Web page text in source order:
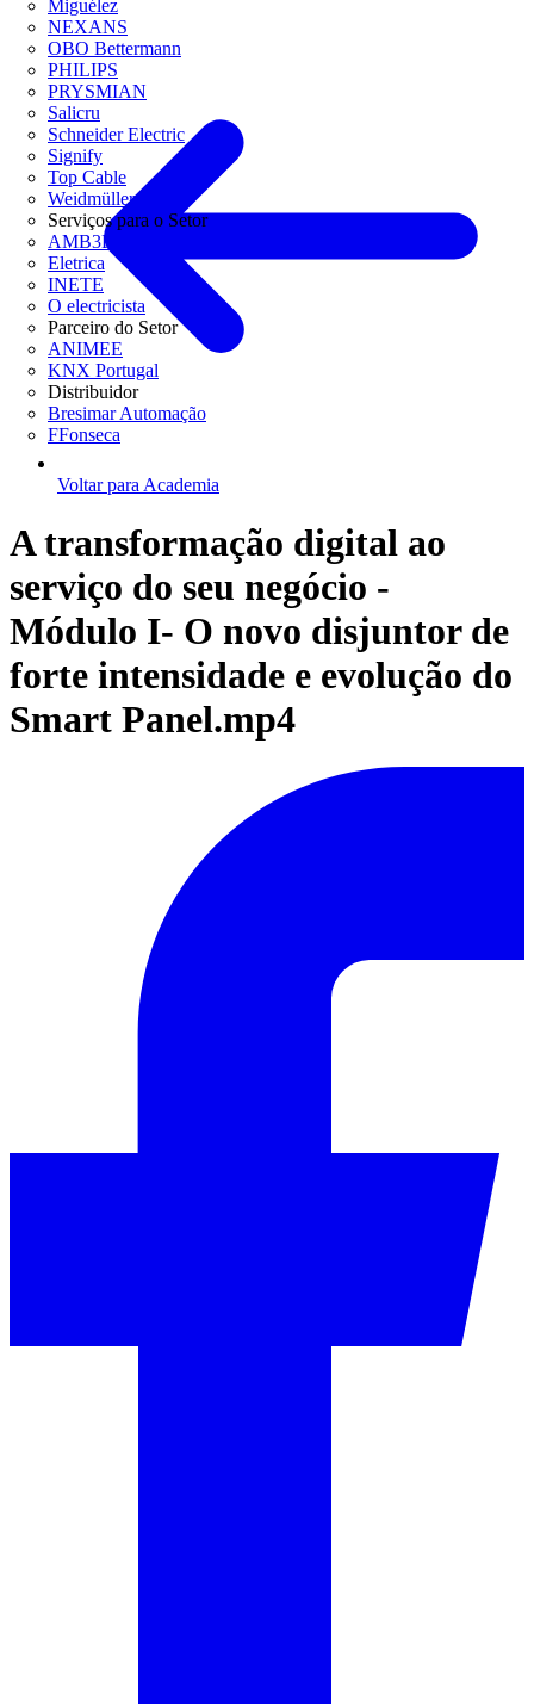
Miguélez
NEXANS
OBO Bettermann
PHILIPS
PRYSMIAN
Salicru
Schneider Electric
Signify
Top Cable
Weidmüller
Serviços para o Setor
AMB3E
Eletrica
INETE
O electricista
Parceiro do Setor
ANIMEE
KNX Portugal
Distribuidor
Bresimar Automação
FFonseca
Voltar para Academia
A transformação digital ao
serviço do seu negócio -
Módulo I- O novo disjuntor de
forte intensidade e evolução do
Smart Panel.mp4